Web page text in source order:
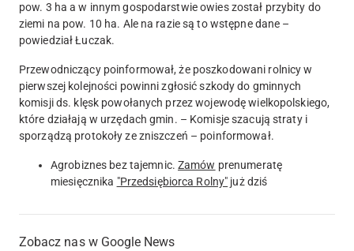
pow. 3 ha a w innym gospodarstwie owies został przybity do
ziemi na pow. 10 ha. Ale na razie są to wstępne dane –
powiedział Łuczak.
Przewodniczący poinformował, że poszkodowani rolnicy w
pierwszej kolejności powinni zgłosić szkody do gminnych
komisji ds. klęsk powołanych przez wojewodę wielkopolskiego,
które działają w urzędach gmin. – Komisje szacują straty i
sporządzą protokoły ze zniszczeń – poinformował.
Agrobiznes bez tajemnic. Zamów prenumeratę
miesięcznika "Przedsiębiorca Rolny" już dziś
Zobacz nas w Google News